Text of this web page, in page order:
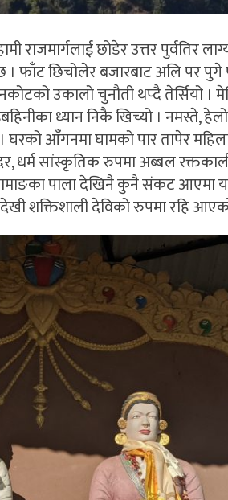
राजमार्गलाई छोडेर उत्तर पुर्वतिर
फाँट छिचोलेर बजारबाट अलि पर
उकालो चुनौती थप्दै तेर्सियो ।
ध्यान निकै खिच्यो । नमस्ते,
घरको आँगनमा घामको पार तापेर
धर्म सांस्कृतिक रुपमा अब्बल
पाला देखिनै कुनै संकट आएमा
देखी शक्तिशाली देविको रुपमा रहि